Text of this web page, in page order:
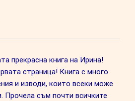
прекрасна книга на Ирина!
страница! Книга с много
и изводи, които всеки може
Прочела съм почти всичките